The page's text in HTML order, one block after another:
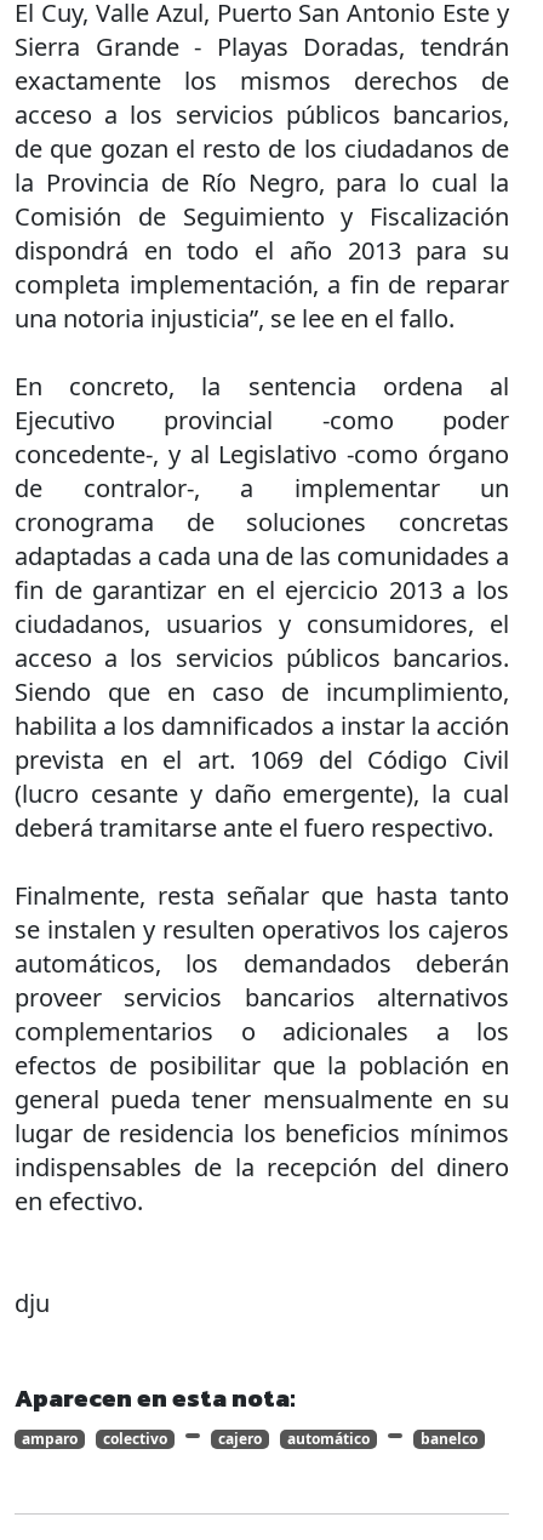
El Cuy, Valle Azul, Puerto San Antonio Este y
Sierra Grande - Playas Doradas, tendrán
exactamente los mismos derechos de
acceso a los servicios públicos bancarios,
de que gozan el resto de los ciudadanos de
la Provincia de Río Negro, para lo cual la
Comisión de Seguimiento y Fiscalización
dispondrá en todo el año 2013 para su
completa implementación, a fin de reparar
una notoria injusticia”, se lee en el fallo.
En concreto, la sentencia ordena al
Ejecutivo provincial -como poder
concedente-, y al Legislativo -como órgano
de contralor-, a implementar un
cronograma de soluciones concretas
adaptadas a cada una de las comunidades a
fin de garantizar en el ejercicio 2013 a los
ciudadanos, usuarios y consumidores, el
acceso a los servicios públicos bancarios.
Siendo que en caso de incumplimiento,
habilita a los damnificados a instar la acción
prevista en el art. 1069 del Código Civil
(lucro cesante y daño emergente), la cual
deberá tramitarse ante el fuero respectivo.
Finalmente, resta señalar que hasta tanto
se instalen y resulten operativos los cajeros
automáticos, los demandados deberán
proveer servicios bancarios alternativos
complementarios o adicionales a los
efectos de posibilitar que la población en
general pueda tener mensualmente en su
lugar de residencia los beneficios mínimos
indispensables de la recepción del dinero
en efectivo.
dju
Aparecen en esta nota:
amparo colectivo cajero automático banelco